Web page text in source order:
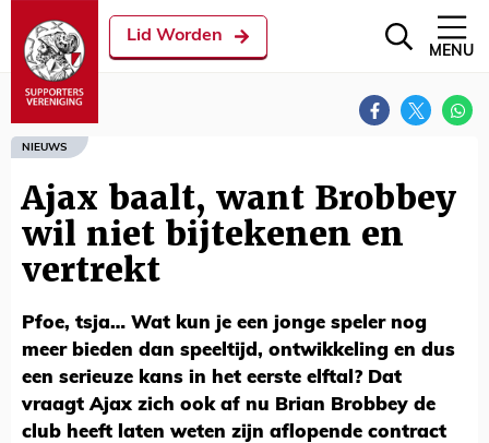
Lid Worden
MENU
NIEUWS
Ajax baalt, want Brobbey
wil niet bijtekenen en
vertrekt
Pfoe, tsja… Wat kun je een jonge speler nog
meer bieden dan speeltijd, ontwikkeling en dus
een serieuze kans in het eerste elftal? Dat
vraagt Ajax zich ook af nu Brian Brobbey de
club heeft laten weten zijn aflopende contract